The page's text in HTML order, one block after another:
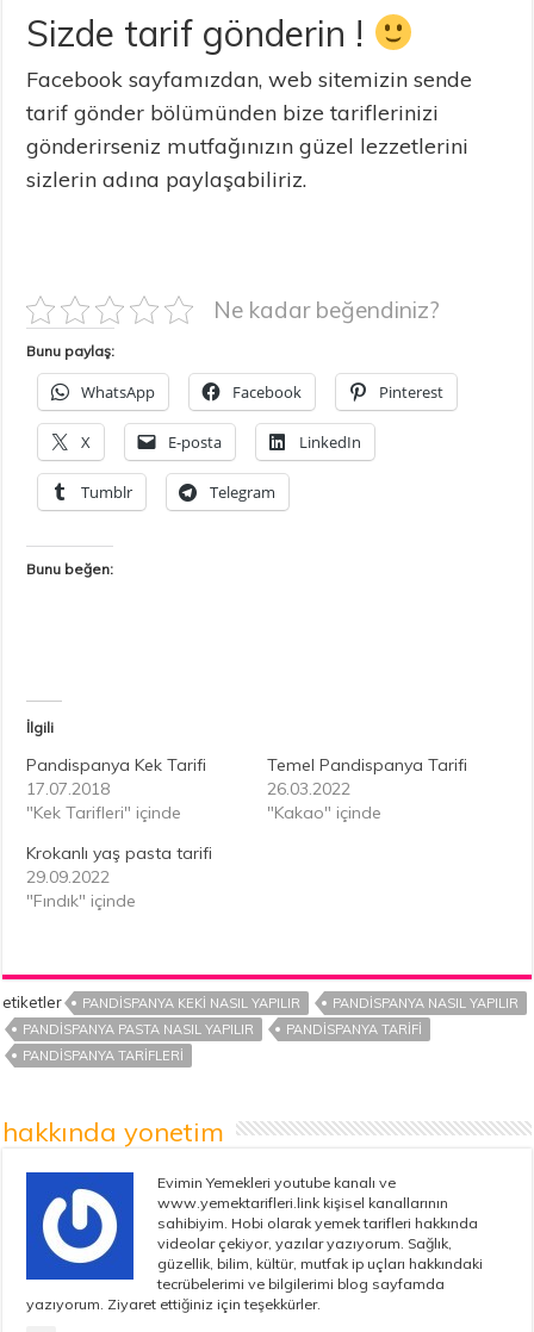
Sizde tarif gönderin !
Facebook sayfamızdan, web sitemizin sende
tarif gönder bölümünden bize tariflerinizi
gönderirseniz mutfağınızın güzel lezzetlerini
sizlerin adına paylaşabiliriz.
Ne kadar beğendiniz?
Bunu paylaş:
WhatsApp Facebook Pinterest
X E-posta LinkedIn
Tumblr Telegram
Bunu beğen:
İlgili
Pandispanya Kek Tarifi
17.07.2018
"Kek Tarifleri" içinde
Temel Pandispanya Tarifi
26.03.2022
"Kakao" içinde
Krokanlı yaş pasta tarifi
29.09.2022
"Fındık" içinde
etiketler PANDISPANYA KEKI NASIL YAPILIR
PANDISPANYA NASIL YAPILIR
PANDISPANYA PASTA NASIL YAPILIR
PANDISPANYA TARIFI
PANDISPANYA TARIFLERI
hakkında yonetim
Evimin Yemekleri youtube kanalı ve
www.yemektarifleri.link kişisel kanallarının
sahibiyim. Hobi olarak yemek tarifleri hakkında
videolar çekiyor, yazılar yazıyorum. Sağlık,
güzellik, bilim, kültür, mutfak ip uçları hakkındaki
tecrübelerimi ve bilgilerimi blog sayfamda
yazıyorum. Ziyaret ettiğiniz için teşekkürler.